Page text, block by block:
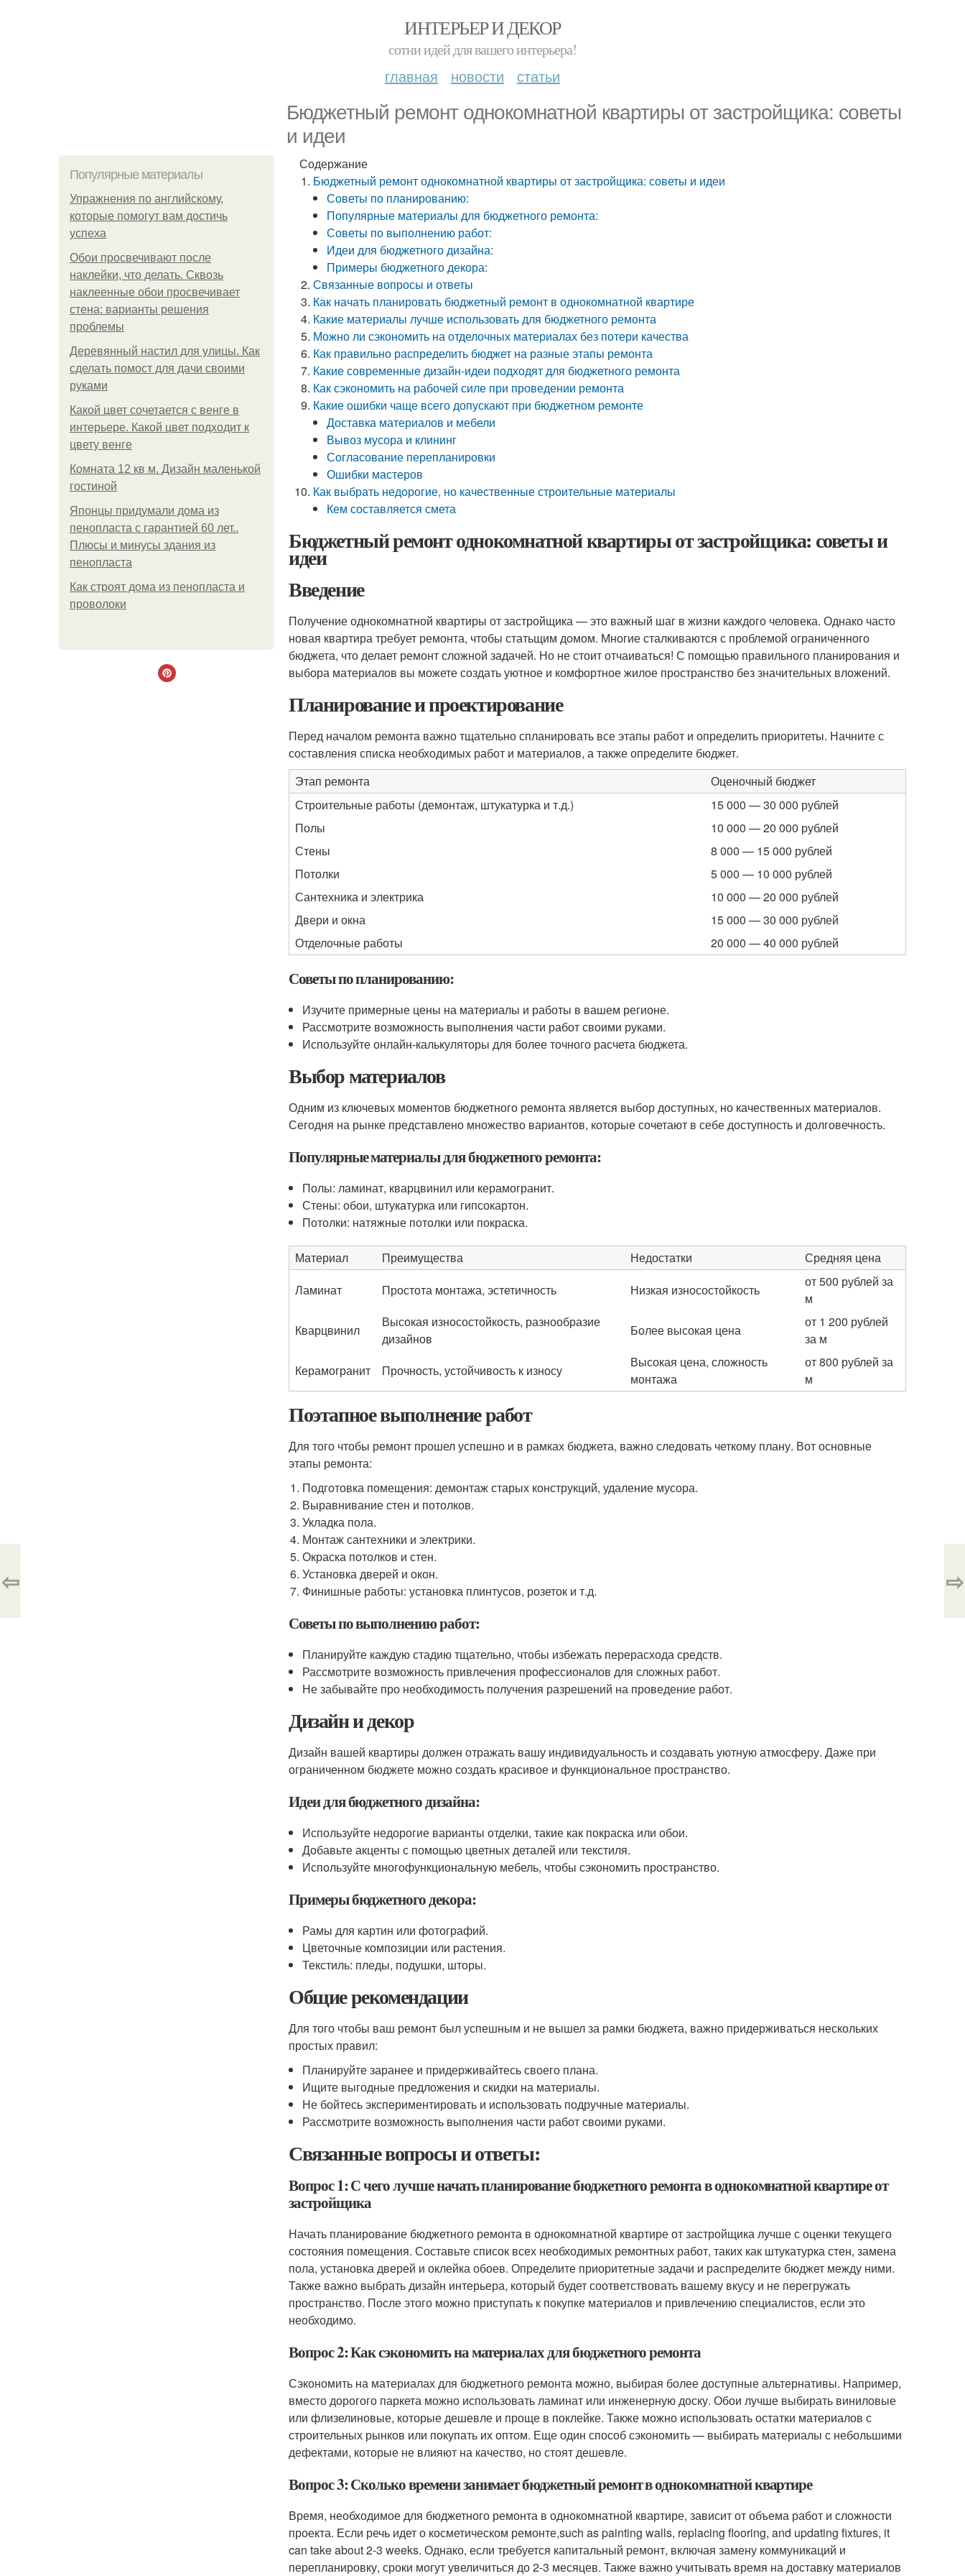
ИНТЕРЬЕР И ДЕКОР
сотни идей для вашего интерьера!
главная новости статьи
Бюджетный ремонт однокомнатной квартиры от застройщика: советы
и идеи
Популярные материалы
Упражнения по английскому,
которые помогут вам достичь
успеха
Обои просвечивают после
наклейки, что делать. Сквозь
наклеенные обои просвечивает
стена: варианты решения
проблемы
Деревянный настил для улицы. Как
сделать помост для дачи своими
руками
Какой цвет сочетается с венге в
интерьере. Какой цвет подходит к
цвету венге
Комната 12 кв м. Дизайн маленькой
гостиной
Японцы придумали дома из
пенопласта с гарантией 60 лет..
Плюсы и минусы здания из
пенопласта
Как строят дома из пенопласта и
проволоки
Содержание
Бюджетный ремонт однокомнатной квартиры от застройщика: советы и идеи
Советы по планированию:
Популярные материалы для бюджетного ремонта:
Советы по выполнению работ:
Идеи для бюджетного дизайна:
Примеры бюджетного декора:
Связанные вопросы и ответы
Как начать планировать бюджетный ремонт в однокомнатной квартире
Какие материалы лучше использовать для бюджетного ремонта
Можно ли сэкономить на отделочных материалах без потери качества
Как правильно распределить бюджет на разные этапы ремонта
Какие современные дизайн-идеи подходят для бюджетного ремонта
Как сэкономить на рабочей силе при проведении ремонта
Какие ошибки чаще всего допускают при бюджетном ремонте
Доставка материалов и мебели
Вывоз мусора и клининг
Согласование перепланировки
Ошибки мастеров
Как выбрать недорогие, но качественные строительные материалы
Кем составляется смета
Бюджетный ремонт однокомнатной квартиры от застройщика: советы и
идеи
Введение
Получение однокомнатной квартиры от застройщика — это важный шаг в жизни каждого человека. Однако часто
новая квартира требует ремонта, чтобы статьщим домом. Многие сталкиваются с проблемой ограниченного
бюджета, что делает ремонт сложной задачей. Но не стоит отчаиваться! С помощью правильного планирования и
выбора материалов вы можете создать уютное и комфортное жилое пространство без значительных вложений.
Планирование и проектирование
Перед началом ремонта важно тщательно спланировать все этапы работ и определить приоритеты. Начните с
составления списка необходимых работ и материалов, а также определите бюджет.
Этап ремонта
Оценочный бюджет
Строительные работы (демонтаж, штукатурка и т.д.)
15 000 — 30 000 рублей
Полы
10 000 — 20 000 рублей
Стены
8 000 — 15 000 рублей
Потолки
5 000 — 10 000 рублей
Сантехника и электрика
10 000 — 20 000 рублей
Двери и окна
15 000 — 30 000 рублей
Отделочные работы
20 000 — 40 000 рублей
Советы по планированию:
Изучите примерные цены на материалы и работы в вашем регионе.
Рассмотрите возможность выполнения части работ своими руками.
Используйте онлайн-калькуляторы для более точного расчета бюджета.
Выбор материалов
Одним из ключевых моментов бюджетного ремонта является выбор доступных, но качественных материалов.
Сегодня на рынке представлено множество вариантов, которые сочетают в себе доступность и долговечность.
Популярные материалы для бюджетного ремонта:
Полы: ламинат, кварцвинил или керамогранит.
Стены: обои, штукатурка или гипсокартон.
Потолки: натяжные потолки или покраска.
Материал Преимущества Недостатки
Средняя цена
Ламинат
Простота монтажа, эстетичность Низкая износостойкость
от 500 рублей за
м
Кварцвинил
Высокая износостойкость, разнообразие
дизайнов
Более высокая цена
от 1 200 рублей
за м
Керамогранит
Прочность, устойчивость к износу
Высокая цена, сложность
монтажа
от 800 рублей за
м
Поэтапное выполнение работ
Для того чтобы ремонт прошел успешно и в рамках бюджета, важно следовать четкому плану. Вот основные
этапы ремонта:
Подготовка помещения: демонтаж старых конструкций, удаление мусора.
Выравнивание стен и потолков.
Укладка пола.
Монтаж сантехники и электрики.
Окраска потолков и стен.
Установка дверей и окон.
Финишные работы: установка плинтусов, розеток и т.д.
Советы по выполнению работ:
Планируйте каждую стадию тщательно, чтобы избежать перерасхода средств.
Рассмотрите возможность привлечения профессионалов для сложных работ.
Не забывайте про необходимость получения разрешений на проведение работ.
Дизайн и декор
Дизайн вашей квартиры должен отражать вашу индивидуальность и создавать уютную атмосферу. Даже при
ограниченном бюджете можно создать красивое и функциональное пространство.
Идеи для бюджетного дизайна:
Используйте недорогие варианты отделки, такие как покраска или обои.
Добавьте акценты с помощью цветных деталей или текстиля.
Используйте многофункциональную мебель, чтобы сэкономить пространство.
Примеры бюджетного декора:
Рамы для картин или фотографий.
Цветочные композиции или растения.
Текстиль: пледы, подушки, шторы.
Общие рекомендации
Для того чтобы ваш ремонт был успешным и не вышел за рамки бюджета, важно придерживаться нескольких
простых правил:
Планируйте заранее и придерживайтесь своего плана.
Ищите выгодные предложения и скидки на материалы.
Не бойтесь экспериментировать и использовать подручные материалы.
Рассмотрите возможность выполнения части работ своими руками.
Связанные вопросы и ответы:
Вопрос 1: С чего лучше начать планирование бюджетного ремонта в однокомнатной квартире от
застройщика
Начать планирование бюджетного ремонта в однокомнатной квартире от застройщика лучше с оценки текущего
состояния помещения. Составьте список всех необходимых ремонтных работ, таких как штукатурка стен, замена
пола, установка дверей и оклейка обоев. Определите приоритетные задачи и распределите бюджет между ними.
Также важно выбрать дизайн интерьера, который будет соответствовать вашему вкусу и не перегружать
пространство. После этого можно приступать к покупке материалов и привлечению специалистов, если это
необходимо.
Вопрос 2: Как сэкономить на материалах для бюджетного ремонта
Сэкономить на материалах для бюджетного ремонта можно, выбирая более доступные альтернативы. Например,
вместо дорогого паркета можно использовать ламинат или инженерную доску. Обои лучше выбирать виниловые
или флизелиновые, которые дешевле и проще в поклейке. Также можно использовать остатки материалов с
строительных рынков или покупать их оптом. Еще один способ сэкономить — выбирать материалы с небольшими
дефектами, которые не влияют на качество, но стоят дешевле.
Вопрос 3: Сколько времени занимает бюджетный ремонт в однокомнатной квартире
Время, необходимое для бюджетного ремонта в однокомнатной квартире, зависит от объема работ и сложности
проекта. Если речь идет о косметическом ремонте,such as painting walls, replacing flooring, and updating fixtures, it
can take about 2-3 weeks. Однако, если требуется капитальный ремонт, включая замену коммуникаций и
перепланировку, сроки могут увеличиться до 2-3 месяцев. Также важно учитывать время на доставку материалов
⇦ ⇨